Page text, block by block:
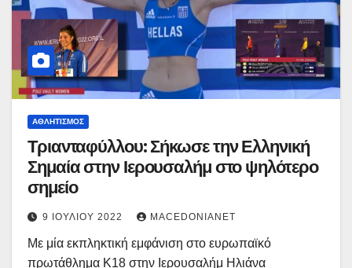
ΑΘΛΗΤΙΣΜΌΣ
Τριανταφύλλου: Σήκωσε την Ελληνική
Σημαία στην Ιερουσαλήμ στο ψηλότερο
σημείο
9 ΙΟΥΛΊΟΥ 2022 MACEDONIANET
Με μία εκπληκτική εμφάνιση στο ευρωπαϊκό
πρωτάθλημα Κ18 στην Ιερουσαλήμ Ηλιάνα